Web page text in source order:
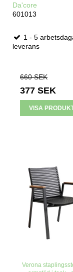
Da'core
601013
1 - 5
leverans
660 SEK
377 SEK
VISA
Verona